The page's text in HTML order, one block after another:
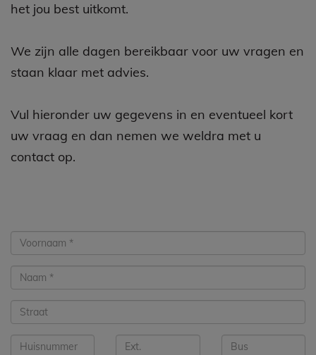
het jou best uitkomt.
We zijn alle dagen bereikbaar voor uw vragen en
staan klaar met advies.
Vul hieronder uw gegevens in en eventueel kort
uw vraag en dan nemen we weldra met u
contact op.